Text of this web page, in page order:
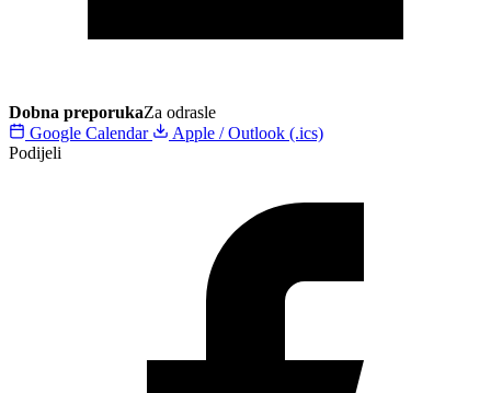
Dobna preporukaZa odrasle
Google Calendar
Apple / Outlook (.ics)
Podijeli